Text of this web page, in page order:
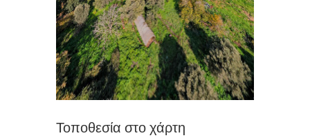
Τοποθεσία στο χάρτη